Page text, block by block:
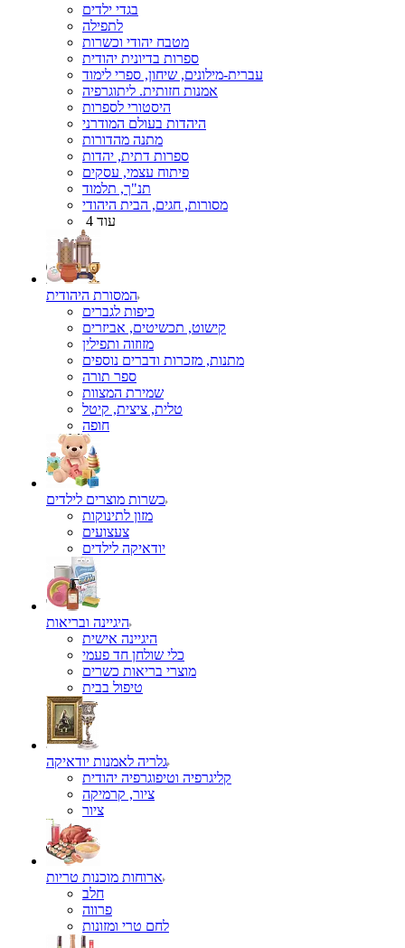
בגדי ילדים
לתפילה
מטבח יהודי וכשרות
ספרות בדיונית יהודית
עברית-מילונים, שיחון, ספרי לימוד
אמנות חזותית. ליתוגרפיה
היסטורי לספרות
היהדות בעולם המודרני
מתנה מהדורות
ספרות דתית, יהדות
פיתוח עצמי, עסקים
תנ"ך, תלמוד
מסורות, חגים, הבית היהודי
עוד 4
המסורת היהודית
כיפות לגברים
קישוט, תכשיטים, אביזרים
מזוזוה ותפילין
מתנות, מזכרות ודברים נוספים
ספר תורה
שמירת המצוות
טלית, ציצית, קיטל
כשרות מוצרים לילדים
מזון לתינוקות
צעצועים
יודאיקה לילדים
היגיינה ובריאות
היגיינה אישית
כלי שולחן חד פעמי
מוצרי בריאות כשרים
טיפול בבית
גלריה לאמנות יודאיקה
קליגרפיה וטיפוגרפיה יהודית
ציור, קרמיקה
ציור
ארוחות מוכנות טריות
חלב
פרווה
לחם טרי ומזונות